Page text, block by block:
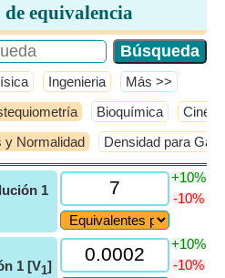
equivalencia
Ingenieria ​Más >>
Bioquímica
y Normalidad Densidad para
1
+10%
-10%
1 [V1]
+10%
-10%